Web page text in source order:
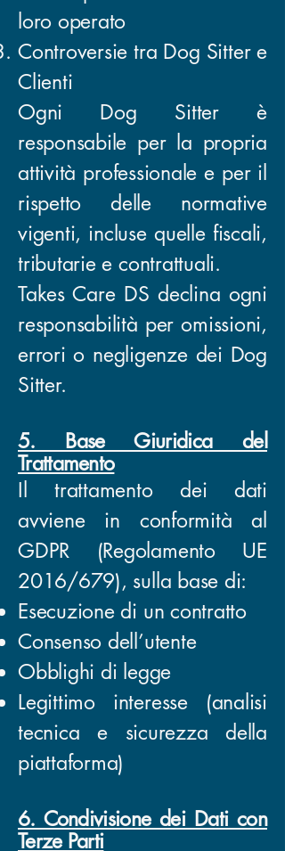
loro operato
Controversie tra Dog Sitter e
Clienti
Ogni Dog Sitter è
responsabile per la propria
attività professionale e per il
rispetto delle normative
vigenti, incluse quelle fiscali,
tributarie e contrattuali.
Takes Care DS declina ogni
responsabilità per omissioni,
errori o negligenze dei Dog
Sitter.
5. Base Giuridica del
Trattamento
Il trattamento dei dati
avviene in conformità al
GDPR (Regolamento UE
2016/679), sulla base di:
Esecuzione di un contratto
Consenso dell’utente
Obblighi di legge
Legittimo interesse (analisi
tecnica e sicurezza della
piattaforma)
6. Condivisione dei Dati con
Terze Parti